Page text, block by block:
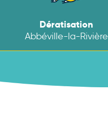
Dératisation
Abbéville-la-Rivière